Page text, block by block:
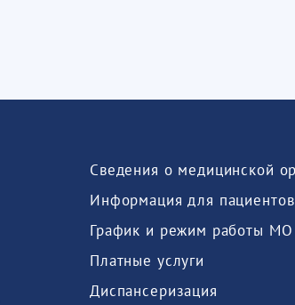
Информация для пациентов
График и режим работы МО
Платные услуги
Диспансеризация